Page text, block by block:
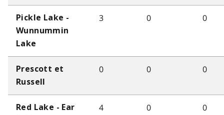
Pickle Lake -
Wunnummin
Lake
3 0 0
Prescott et
Russell
0 0 0
Red Lake - Ear
4 0 0